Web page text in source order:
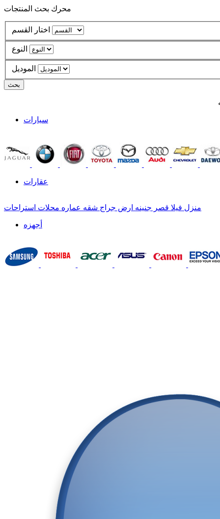
محرك بحث المنتجات
اختار القسم
النوع
الموديل
سيارات
عقارات
منزل فيلا قصر جنينه ارض جراج شقه عماره محلات استراحات
أجهزه